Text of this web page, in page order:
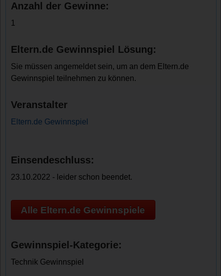
Anzahl der Gewinne:
1
Eltern.de Gewinnspiel Lösung:
Sie müssen angemeldet sein, um an dem Eltern.de
Gewinnspiel teilnehmen zu können.
Veranstalter
Eltern.de Gewinnspiel
Einsendeschluss:
23.10.2022 - leider schon beendet.
Alle Eltern.de Gewinnspiele
Gewinnspiel-Kategorie:
Technik Gewinnspiel